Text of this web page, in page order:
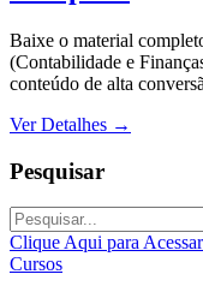
Baixe o material
(Contabilidade e
conteúdo de alta
Ver Detalhes →
Pesquisar
Clique Aqui para
Cursos